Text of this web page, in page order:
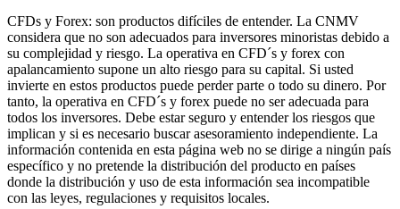
CFDs y Forex: son productos difíciles de entender. La CNMV
considera que no son adecuados para inversores minoristas debido a
su complejidad y riesgo. La operativa en CFD´s y forex con
apalancamiento supone un alto riesgo para su capital. Si usted
invierte en estos productos puede perder parte o todo su dinero. Por
tanto, la operativa en CFD´s y forex puede no ser adecuada para
todos los inversores. Debe estar seguro y entender los riesgos que
implican y si es necesario buscar asesoramiento independiente. La
información contenida en esta página web no se dirige a ningún país
específico y no pretende la distribución del producto en países
donde la distribución y uso de esta información sea incompatible
con las leyes, regulaciones y requisitos locales.